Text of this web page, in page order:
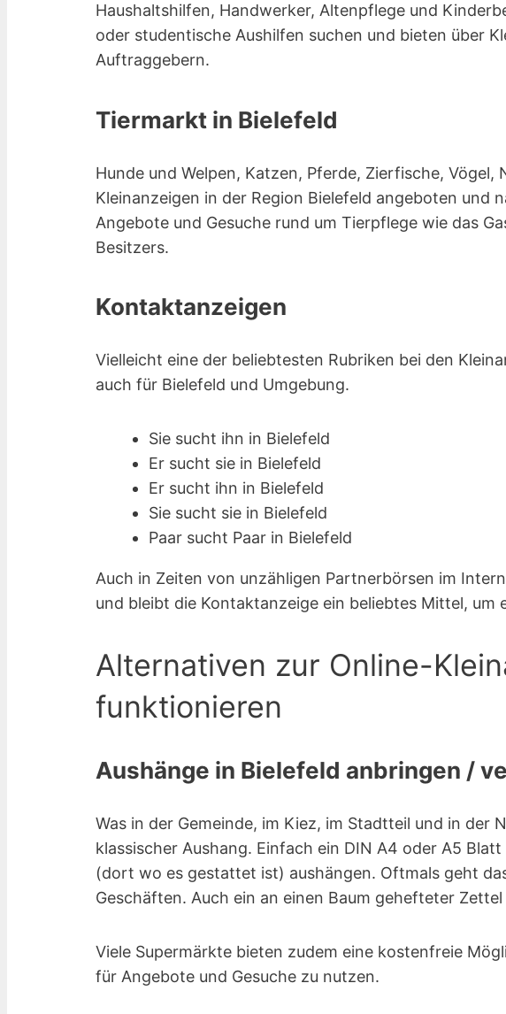
Haushaltshilfen, Handwerker, Altenpflege und
oder studentische Aushilfen suchen und bieten über
Auftraggebern.
Tiermarkt in Bielefeld
Hunde und Welpen, Katzen, Pferde, Zierfische,
Kleinanzeigen in der Region Bielefeld angeboten und
Angebote und Gesuche rund um Tierpflege wie das
Besitzers.
Kontaktanzeigen
Vielleicht eine der beliebtesten Rubriken bei den
auch für Bielefeld und Umgebung.
Sie sucht ihn in Bielefeld
Er sucht sie in Bielefeld
Er sucht ihn in Bielefeld
Sie sucht sie in Bielefeld
Paar sucht Paar in Bielefeld
Auch in Zeiten von unzähligen Partnerbörsen im
und bleibt die Kontaktanzeige ein beliebtes Mittel,
Alternativen zur Online-
funktionieren
Aushänge in Bielefeld anbringen /
Was in der Gemeinde, im Kiez, im Stadtteil und in
klassischer Aushang. Einfach ein DIN A4 oder A5 Blatt
(dort wo es gestattet ist) aushängen. Oftmals geht
Geschäften. Auch ein an einen Baum gehefteter
Viele Supermärkte bieten zudem eine kostenfreie
für Angebote und Gesuche zu nutzen.